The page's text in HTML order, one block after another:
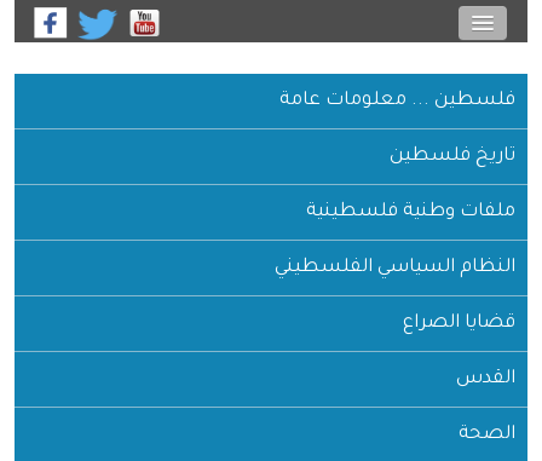
فلسطين ... معلومات عامة
تاريخ فلسطين
ملفات وطنية فلسطينية
النظام السياسي الفلسطيني
قضايا الصراع
القدس
الصحة